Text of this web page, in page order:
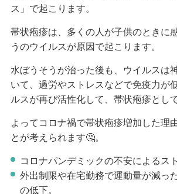
ス」で起こります。
帯状疱疹は、多くの人が子供のときに
うのウイルスが原因で起こります。
水ぼうそうが治った後も、ウイルスは
いて、過労やストレスなどで免疫力が
ルスが再び活性化して、帯状疱疹とし
よってコロナ禍で帯状疱疹増加した理
とが考えられます🤔。
コロナパンデミックの不安によるス
外出制限や在宅勤務で運動量が減っ
の低下。